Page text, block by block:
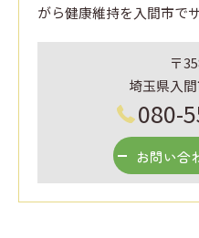
がら健康維持を入間市で
〒
埼玉県入
080-
お問い合